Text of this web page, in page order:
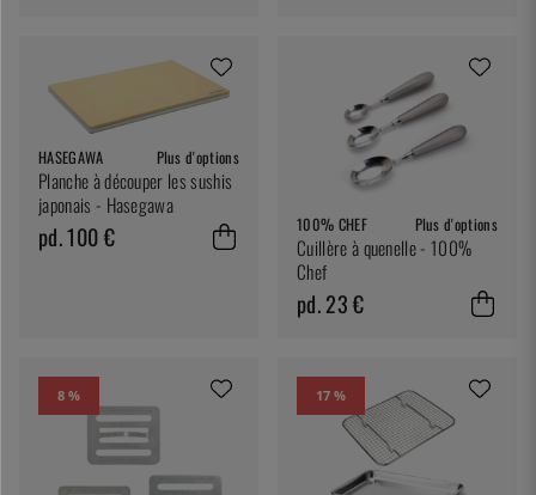
HASEGAWA Plus d'options
Planche à découper les sushis
japonais - Hasegawa
pd. 100 € 100% CHEF Plus d'options
Cuillère à quenelle - 100%
Chef
pd. 23 €
8 % 17 %